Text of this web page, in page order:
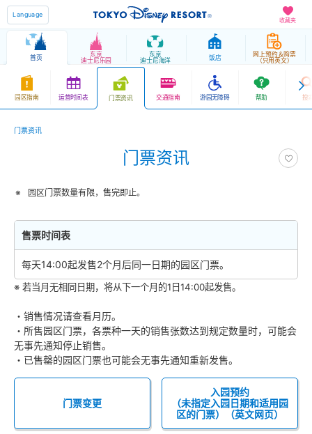
收藏夹
Language
首页 东京
迪士尼乐园
东京
迪士尼海洋 饭店 网上预约＆购票
（只用英文）
园区指南 运营时间表 门票资讯 交通指南 游园无障碍 帮助 搜
门票资讯
门票资讯
园区门票数量有限，售完即止。
售票时间表
每天14:00起发售2个月后同一日期的园区门票。
※ 若当月无相同日期，将从下一个月的1日14:00起发售。
・销售情况请查看月历。
・所售园区门票，各票种一天的销售张数达到规定数量时，可能会
无事先通知停止销售。
・已售罄的园区门票也可能会无事先通知重新发售。
门票变更
入园预约
（未指定入园日期和适用园
区的门票）（英文网页）